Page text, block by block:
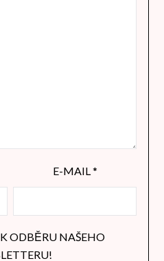
E-MAIL *
ODBĚRU NAŠEHO